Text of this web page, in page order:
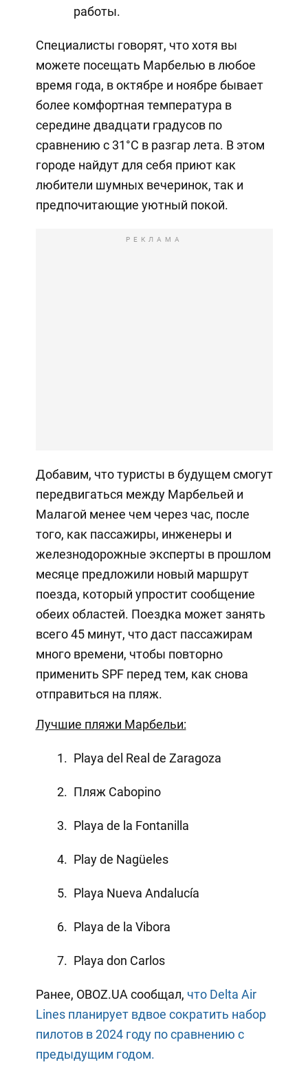
работы.
Специалисты говорят, что хотя вы
можете посещать Марбелью в любое
время года, в октябре и ноябре бывает
более комфортная температура в
середине двадцати градусов по
сравнению с 31°C в разгар лета. В этом
городе найдут для себя приют как
любители шумных вечеринок, так и
предпочитающие уютный покой.
РЕКЛАМА
Добавим, что туристы в будущем смогут
передвигаться между Марбельей и
Малагой менее чем через час, после
того, как пассажиры, инженеры и
железнодорожные эксперты в прошлом
месяце предложили новый маршрут
поезда, который упростит сообщение
обеих областей. Поездка может занять
всего 45 минут, что даст пассажирам
много времени, чтобы повторно
применить SPF перед тем, как снова
отправиться на пляж.
Лучшие пляжи Марбельи:
Playa del Real de Zaragoza
Пляж Cabopino
Playa de la Fontanilla
Play de Nagüeles
Playa Nueva Andalucía
Playa de la Vibora
Playa don Carlos
Ранее, OBOZ.UA сообщал, что Delta Air
Lines планирует вдвое сократить набор
пилотов в 2024 году по сравнению с
предыдущим годом.